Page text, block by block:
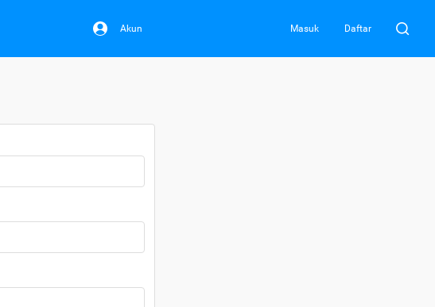
Akun Masuk Daftar